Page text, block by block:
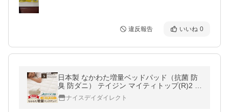
違反報告 いいね 0
日本製 なかわた増量ベッドパッド（抗菌 防
臭 防ダニ） テイジン マイティトップ(R)2 E
CO 高機能綿使用 (シングル)
ナイスデイダイレクト